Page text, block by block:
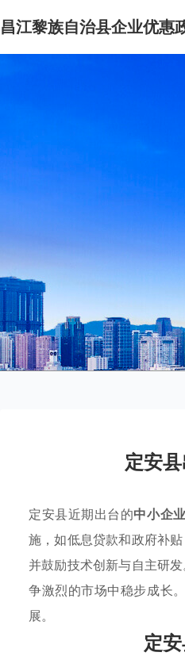
昌江黎族自治县企业优惠
定安
定安县近期出台的中小企
施，如低息贷款和政府补
并鼓励技术创新与自主研
争激烈的市场中稳步成长
展。
定